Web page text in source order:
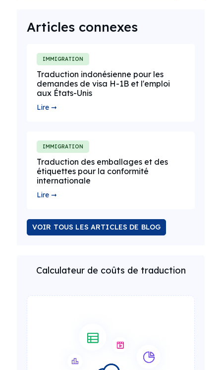
Articles connexes
IMMIGRATION
Traduction indonésienne pour les
demandes de visa H-1B et l'emploi
aux États-Unis
Lire ➞
IMMIGRATION
Traduction des emballages et des
étiquettes pour la conformité
internationale
Lire ➞
VOIR TOUS LES ARTICLES DE BLOG
Calculateur de coûts de traduction